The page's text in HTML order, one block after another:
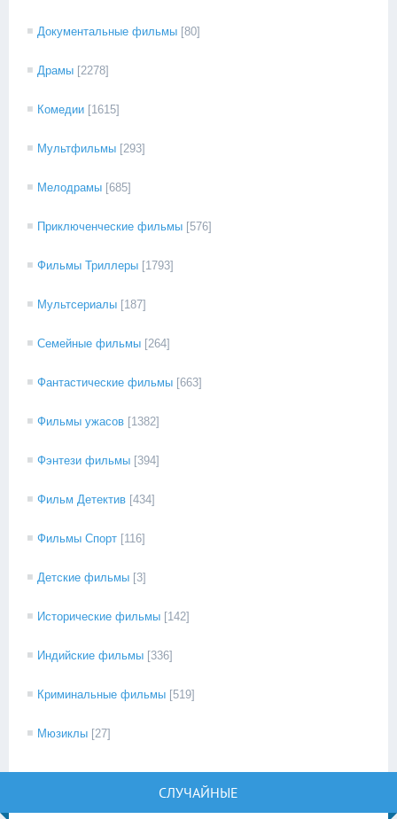
Документальные фильмы [80]
Драмы [2278]
Комедии [1615]
Мультфильмы [293]
Мелодрамы [685]
Приключенческие фильмы [576]
Фильмы Триллеры [1793]
Мультсериалы [187]
Семейные фильмы [264]
Фантастические фильмы [663]
Фильмы ужасов [1382]
Фэнтези фильмы [394]
Фильм Детектив [434]
Фильмы Спорт [116]
Детские фильмы [3]
Исторические фильмы [142]
Индийские фильмы [336]
Криминальные фильмы [519]
Мюзиклы [27]
СЛУЧАЙНЫЕ